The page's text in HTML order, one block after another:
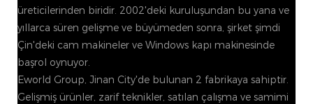
üreticilerinden biridir. 2002'deki kuruluşundan bu yana ve
yıllarca süren gelişme ve büyümeden sonra, şirket şimdi
Çin'deki cam makineler ve Windows kapı makinesinde
başrol oynuyor.
Eworld Group, Jinan City'de bulunan 2 fabrikaya sahiptir.
Gelişmiş ürünler, zarif teknikler, satılan çalışma ve samimi